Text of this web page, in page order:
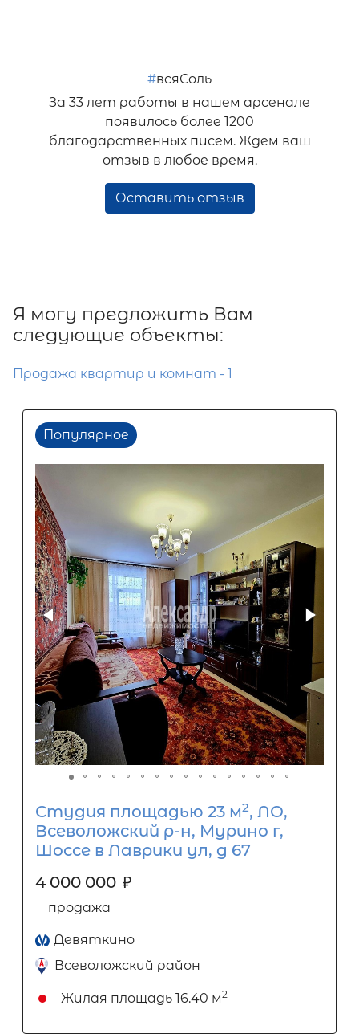
#всяСоль
За 33 лет работы в нашем арсенале
появилось более 1200
благодарственных писем. Ждем ваш
отзыв в любое время.
Оставить отзыв
Я могу предложить Вам
следующие объекты:
Продажа квартир и комнат - 1
Популярное
Студия площадью 23 м2, ЛО,
Всеволожский р-н, Мурино г,
Шоссе в Лаврики ул, д 67
4 000 000 ₽
продажа
Девяткино
Всеволожский район
Жилая площадь 16.40 м2